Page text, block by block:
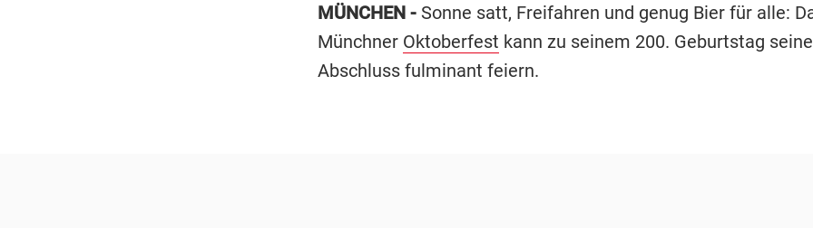
MÜNCHEN - Sonne satt, Freifahren und genug Bier für alle:
Münchner Oktoberfest kann zu seinem 200. Geburtstag
Abschluss fulminant feiern.